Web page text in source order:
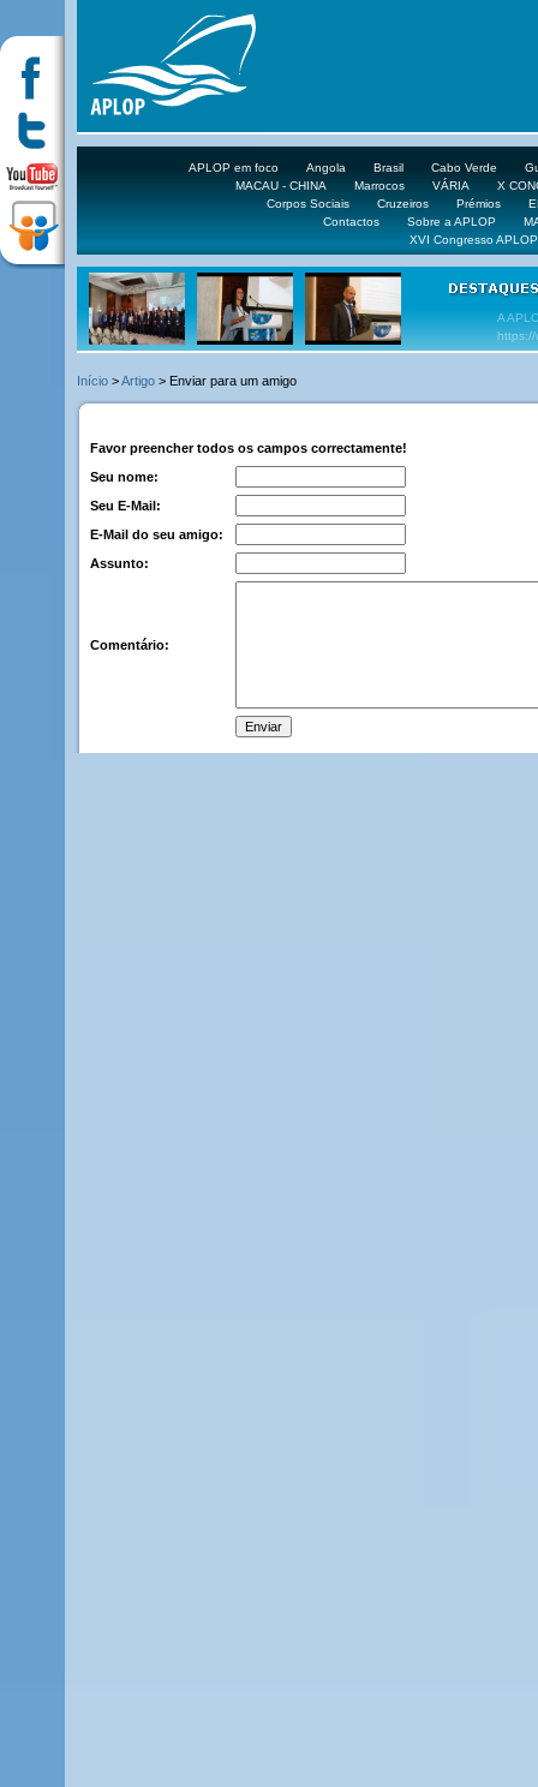
APLOP em foco Angola Brasil Cabo Verde
MACAU - CHINA
Marrocos VÁRIA
X
Corpos Sociais
Cruzeiros Prémios
Contactos
Sobre a APLOP
XVI Congresso APLOP
VEJA
Início >Artigo > Enviar para um amigo
Favor preencher todos os campos correctamente!
Seu nome:
Seu E-Mail:
E-Mail do seu amigo:
Assunto:
Comentário: